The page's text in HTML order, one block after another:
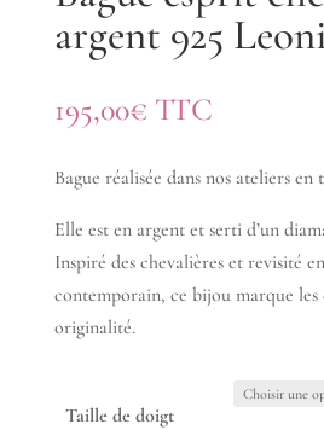
argent 925
195,00€ TTC
Bague réalisée dans nos ateliers
Elle est en argent et serti d’un
Inspiré des chevalières et revisité
contemporain, ce bijou marque les
originalité.
Taille de doigt